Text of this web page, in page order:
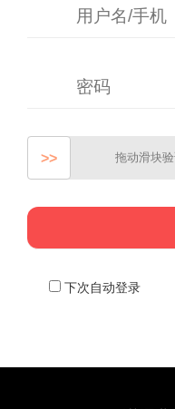
>> 拖动滑块
下次自动登录